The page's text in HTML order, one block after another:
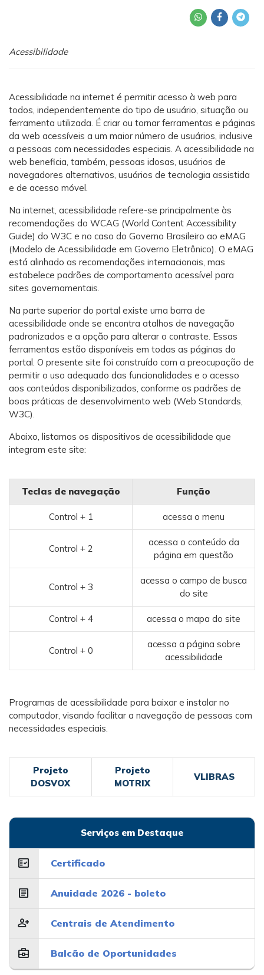
Acessibilidade
Acessibilidade na internet é permitir acesso à web para
todos, independentemente do tipo de usuário, situação ou
ferramenta utilizada. É criar ou tornar ferramentas e páginas
da web acessíveis a um maior número de usuários, inclusive
a pessoas com necessidades especiais. A acessibilidade na
web beneficia, também, pessoas idosas, usuários de
navegadores alternativos, usuários de tecnologia assistida
e de acesso móvel.
Na internet, acessibilidade refere-se principalmente às
recomendações do WCAG (World Content Accessibility
Guide) do W3C e no caso do Governo Brasileiro ao eMAG
(Modelo de Acessibilidade em Governo Eletrônico). O eMAG
está alinhado as recomendações internacionais, mas
estabelece padrões de comportamento acessível para
sites governamentais.
Na parte superior do portal existe uma barra de
acessibilidade onde se encontra atalhos de navegação
padronizados e a opção para alterar o contraste. Essas
ferramentas estão disponíveis em todas as páginas do
portal. O presente site foi construído com a preocupação de
permitir o uso adequado das funcionalidades e o acesso
aos conteúdos disponibilizados, conforme os padrões de
boas práticas de desenvolvimento web (Web Standards,
W3C).
Abaixo, listamos os dispositivos de acessibilidade que
integram este site:
Teclas de navegação Função
Control + 1 acessa o menu
Control + 2
acessa o conteúdo da
página em questão
Control + 3
acessa o campo de busca
do site
Control + 4 acessa o mapa do site
Control + 0
acessa a página sobre
acessibilidade
Programas de acessibilidade para baixar e instalar no
computador, visando facilitar a navegação de pessoas com
necessidades especiais.
Projeto
DOSVOX
Projeto
MOTRIX
VLIBRAS
Serviços em Destaque
fact_check Certificado
article Anuidade 2026 - boleto
person_add Centrais de Atendimento
business_center Balcão de Oportunidades